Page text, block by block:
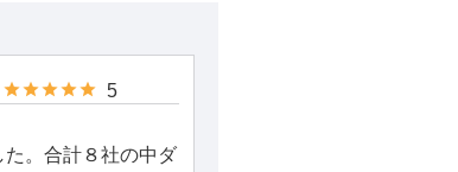
5
。合計８社の中ダ